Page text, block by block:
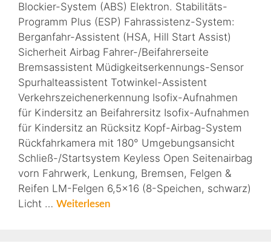
Blockier-System (ABS) Elektron. Stabilitäts-
Programm Plus (ESP) Fahrassistenz-System:
Berganfahr-Assistent (HSA, Hill Start Assist)
Sicherheit Airbag Fahrer-/Beifahrerseite
Bremsassistent Müdigkeitserkennungs-Sensor
Spurhalteassistent Totwinkel-Assistent
Verkehrszeichenerkennung Isofix-Aufnahmen
für Kindersitz an Beifahrersitz Isofix-Aufnahmen
für Kindersitz an Rücksitz Kopf-Airbag-System
Rückfahrkamera mit 180° Umgebungsansicht
Schließ-/Startsystem Keyless Open Seitenairbag
vorn Fahrwerk, Lenkung, Bremsen, Felgen &
Reifen LM-Felgen 6,5×16 (8-Speichen, schwarz)
Licht … Weiterlesen